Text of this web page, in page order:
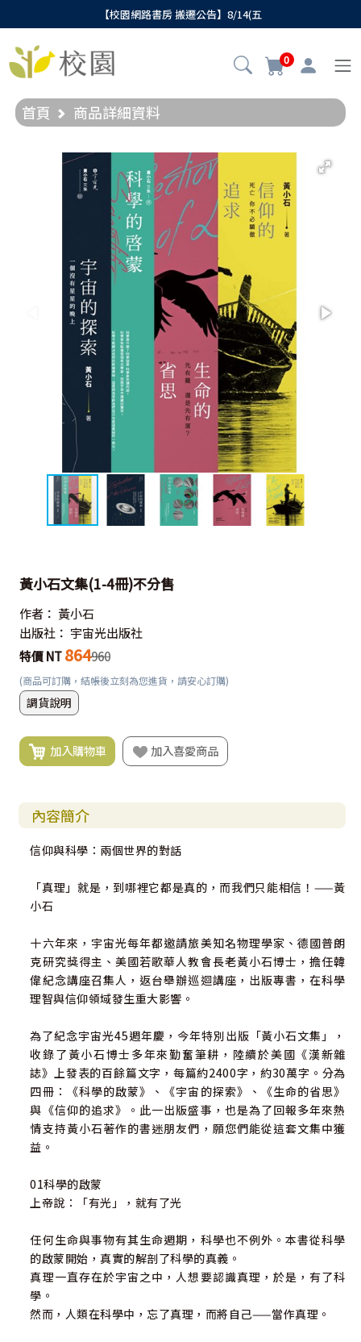
【校園網路書房 搬遷公告】8/14(五
0
首頁 商品詳細資料
黃小石文集(1-4冊)不分售
作者： 黃小石
出版社： 宇宙光出版社
特價 NT 864960
(商品可訂購，結帳後立刻為您進貨，請安心訂購)
調貨說明
加入購物車 加入喜愛商品
內容簡介
信仰與科學：兩個世界的對話
「真理」就是，到哪裡它都是真的，而我們只能相信！——黃
小石
十六年來，宇宙光每年都邀請旅美知名物理學家、德國普朗
克研究獎得主、美國若歌華人教會長老黃小石博士，擔任韓
偉紀念講座召集人，返台舉辦巡迴講座，出版專書，在科學
理智與信仰領域發生重大影響。
為了紀念宇宙光45週年慶，今年特別出版「黃小石文集」，
收錄了黃小石博士多年來勤奮筆耕，陸續於美國《漢新雜
誌》上發表的百餘篇文字，每篇約2400字，約30萬字。分為
四冊：《科學的啟蒙》、《宇宙的探索》、《生命的省思》
與《信仰的追求》。此一出版盛事，也是為了回報多年來熱
情支持黃小石著作的書迷朋友們，願您們能從這套文集中獲
益。
01科學的啟蒙
上帝說：「有光」，就有了光
任何生命與事物有其生命週期，科學也不例外。本書從科學
的啟蒙開始，真實的解剖了科學的真義。
真理一直存在於宇宙之中，人想要認識真理，於是，有了科
學。
然而，人類在科學中，忘了真理，而將自己——當作真理。